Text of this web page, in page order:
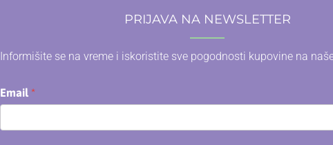
PRIJAVA NA NEWSLETTER
Informišite se na vreme i iskoristite sve pogodnosti kupovine na
Email